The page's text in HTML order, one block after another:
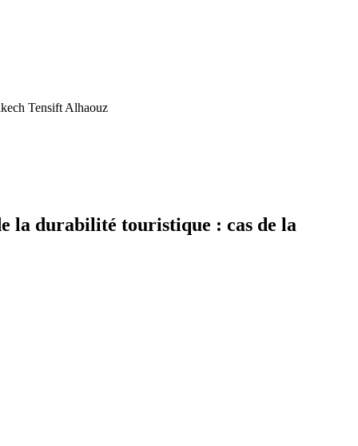
Tensift Alhaouz
la durabilité touristique : cas de la